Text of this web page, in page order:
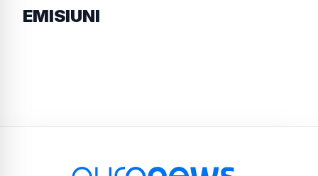
EMISIUNI